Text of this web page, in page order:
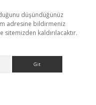
düşündüğünüz
adresine bildirmeniz
kaldırılacaktır.